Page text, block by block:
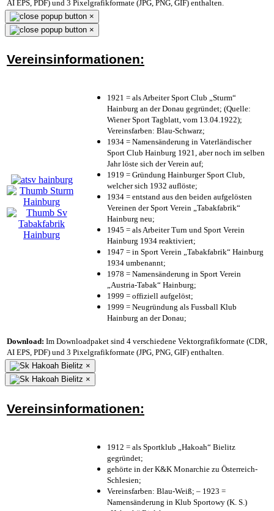
AI EPS, PDF) und 3 Pixelgrafikformate (JPG, PNG, GIF) enthalten.
×
×
Vereinsinformationen:
1921 = als Arbeiter Sport Club „Sturm“
Hainburg an der Donau gegründet; (Quelle:
Wiener Sport Tagblatt, vom 13.04.1922);
Vereinsfarben: Blau-Schwarz;
1934 = Namensänderung in Vaterländischer
Sport Club Hainburg 1921, aber noch im selben
Jahr löste sich der Verein auf;
1919 = Gründung Hainburger Sport Club,
welcher sich 1932 auflöste;
1934 = entstand aus den beiden aufgelösten
Vereinen der Sport Verein „Tabakfabrik“
Hainburg neu;
1945 = als Arbeiter Turn und Sport Verein
Hainburg 1934 reaktiviert;
1947 = in Sport Verein „Tabakfabrik“ Hainburg
1934 umbenannt;
1978 = Namensänderung in Sport Verein
„Austria-Tabak“ Hainburg;
1999 = offiziell aufgelöst;
1999 = Neugründung als Fussball Klub
Hainburg an der Donau;
Download: Im Downloadpaket sind 4 verschiedene Vektorgrafikformate (CDR,
AI EPS, PDF) und 3 Pixelgrafikformate (JPG, PNG, GIF) enthalten.
×
×
Vereinsinformationen:
1912 = als Sportklub „Hakoah“ Bielitz
gegründet;
gehörte in der K&K Monarchie zu Österreich-
Schlesien;
Vereinsfarben: Blau-Weiß; – 1923 =
Namensänderung in Klub Sportowy (K. S.)